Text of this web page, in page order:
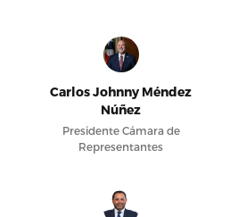
Carlos Johnny Méndez
Núñez
Presidente Cámara de
Representantes